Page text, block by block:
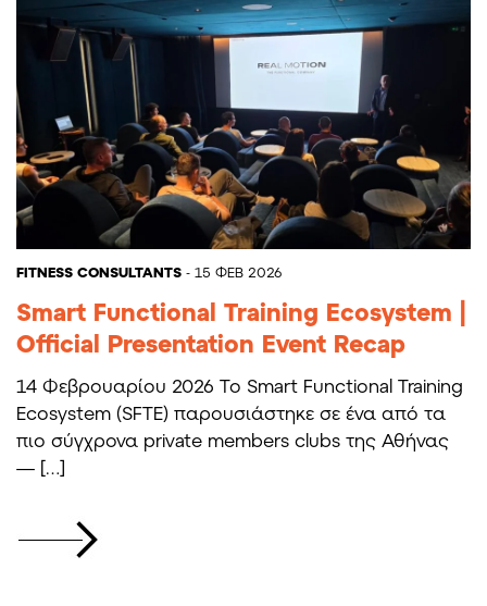
FITNESS CONSULTANTS - 15 ΦΕΒ 2026
Smart Functional Training Ecosystem |
Official Presentation Event Recap
14 Φεβρουαρίου 2026 Το Smart Functional Training
Ecosystem (SFTE) παρουσιάστηκε σε ένα από τα
πιο σύγχρονα private members clubs της Αθήνας
— […]